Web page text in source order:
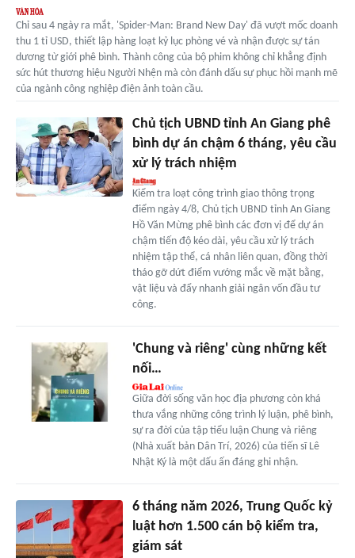
Chỉ sau 4 ngày ra mắt, 'Spider-Man: Brand New Day' đã vượt mốc doanh
thu 1 tỉ USD, thiết lập hàng loạt kỷ lục phòng vé và nhận được sự tán
dương từ giới phê bình. Thành công của bộ phim không chỉ khẳng định
sức hút thương hiệu Người Nhện mà còn đánh dấu sự phục hồi mạnh mẽ
của ngành công nghiệp điện ảnh toàn cầu.
Chủ tịch UBND tỉnh An Giang phê
bình dự án chậm 6 tháng, yêu cầu
xử lý trách nhiệm
Kiểm tra loạt công trình giao thông trọng
điểm ngày 4/8, Chủ tịch UBND tỉnh An Giang
Hồ Văn Mừng phê bình các đơn vị để dự án
chậm tiến độ kéo dài, yêu cầu xử lý trách
nhiệm tập thể, cá nhân liên quan, đồng thời
tháo gỡ dứt điểm vướng mắc về mặt bằng,
vật liệu và đẩy nhanh giải ngân vốn đầu tư
công.
'Chung và riêng' cùng những kết
nối…
Giữa đời sống văn học địa phương còn khá
thưa vắng những công trình lý luận, phê bình,
sự ra đời của tập tiểu luận Chung và riêng
(Nhà xuất bản Dân Trí, 2026) của tiến sĩ Lê
Nhật Ký là một dấu ấn đáng ghi nhận.
6 tháng năm 2026, Trung Quốc kỷ
luật hơn 1.500 cán bộ kiểm tra,
giám sát